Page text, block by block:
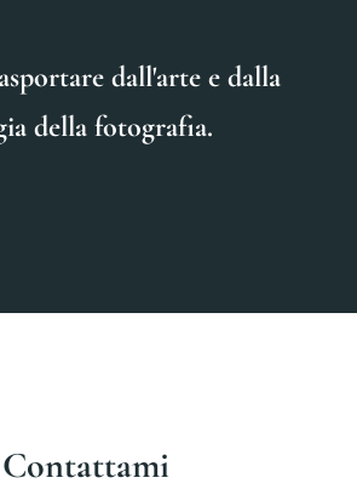
dall'arte e dalla
della fotografia.
Contattami